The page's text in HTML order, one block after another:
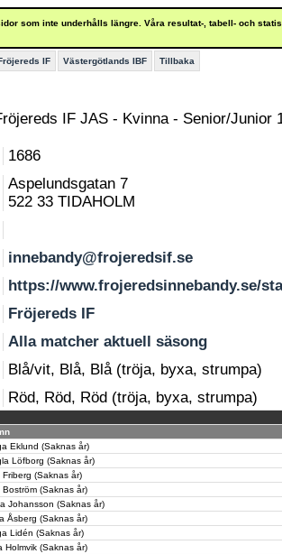
som inte underhålls längre. Våra resultat-, tabell- och
IF Västergötlands IBF Tillbaka
IF JAS - Kvinna - Senior/Junior
1686
Aspelundsgatan 7
522 33 TIDAHOLM
innebandy@frojeredsif.se
https://www.frojeredsinnebandy.se/
Fröjereds IF
Alla matcher aktuell säsong
Blå/vit, Blå, Blå (tröja, byxa, strumpa)
Röd, Röd, Röd (tröja, byxa, strumpa)
Eklund (Saknas år)
Löfborg (Saknas år)
Friberg (Saknas år)
Boström (Saknas år)
Johansson (Saknas år)
Åsberg (Saknas år)
Lidén (Saknas år)
Holmvik (Saknas år)